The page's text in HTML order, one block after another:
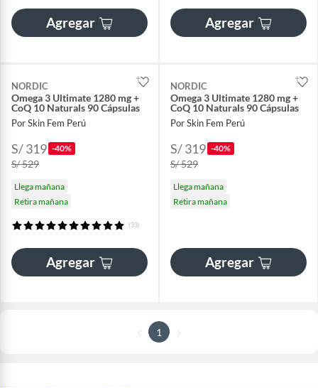
Agregar Agregar
NORDIC
Omega 3 Ultimate 1280 mg +
CoQ 10 Naturals 90 Cápsulas
Por Skin Fem Perú
S/ 319 -40%
S/ 529
Llega mañana
Retira mañana
(33)
Agregar
NORDIC
Omega 3 Ultimate 1280 mg +
CoQ 10 Naturals 90 Cápsulas
Por Skin Fem Perú
S/ 319 -40%
S/ 529
Llega mañana
Retira mañana
Agregar
1